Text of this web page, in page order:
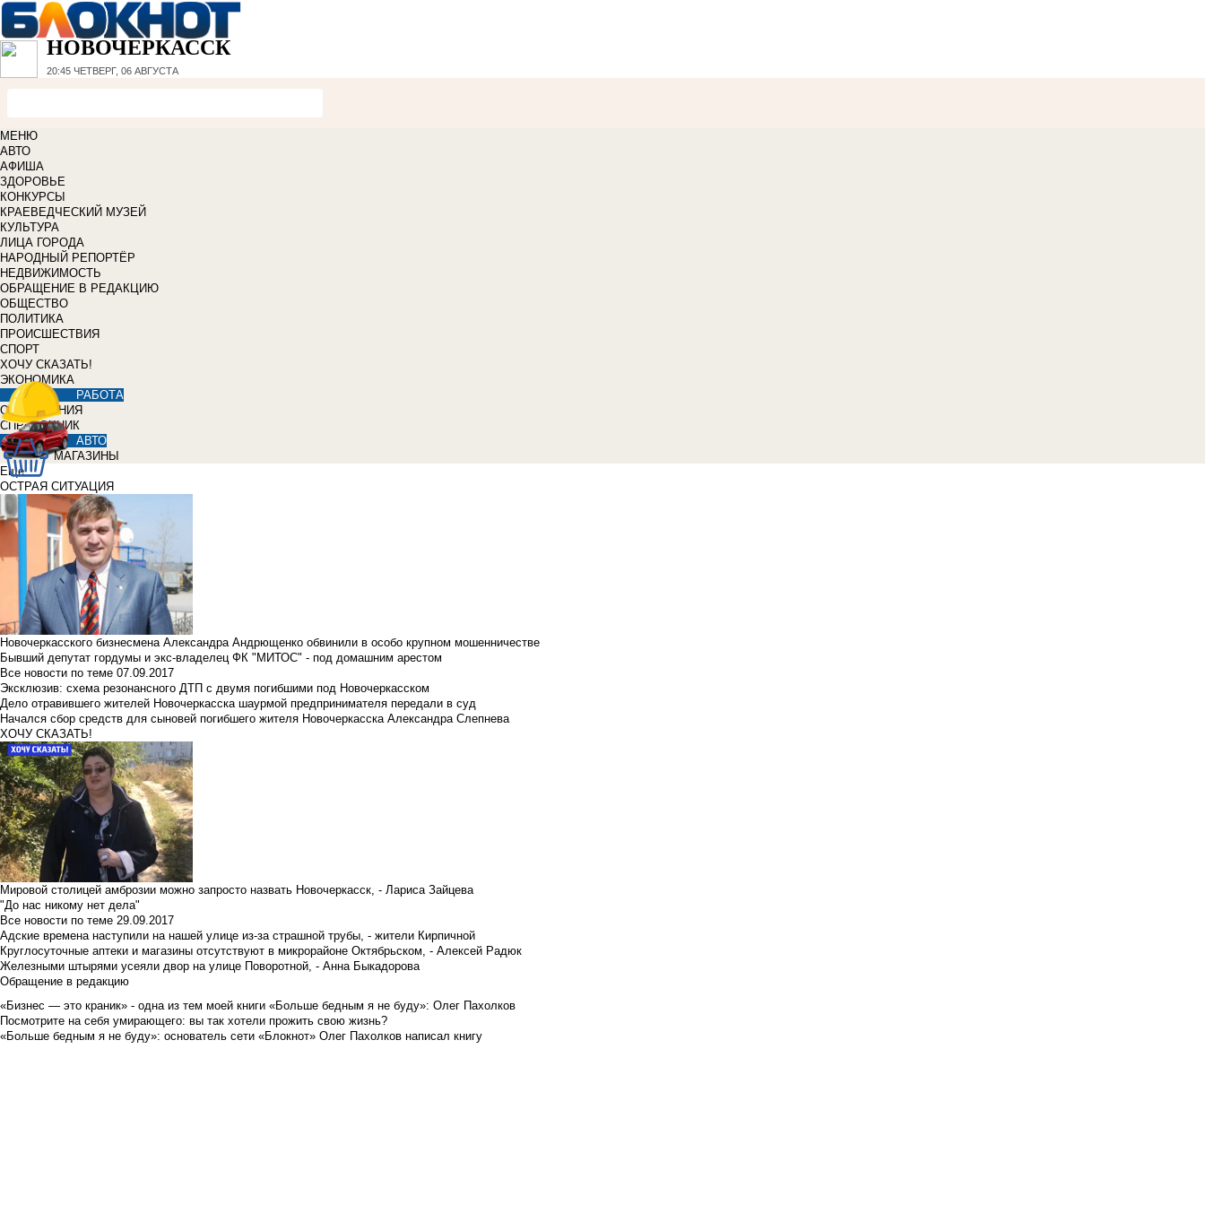
НОВОЧЕРКАССК
20:45 ЧЕТВЕРГ, 06 АВГУСТА
МЕНЮ
АВТО
АФИША
ЗДОРОВЬЕ
КОНКУРСЫ
КРАЕВЕДЧЕСКИЙ МУЗЕЙ
КУЛЬТУРА
ЛИЦА ГОРОДА
НАРОДНЫЙ РЕПОРТЁР
НЕДВИЖИМОСТЬ
ОБРАЩЕНИЕ В РЕДАКЦИЮ
ОБЩЕСТВО
ПОЛИТИКА
ПРОИСШЕСТВИЯ
СПОРТ
ХОЧУ СКАЗАТЬ!
ЭКОНОМИКА
РАБОТА
ОБЪЯВЛЕНИЯ
СПРАВОЧНИК
АВТО
МАГАЗИНЫ
Еще
ОСТРАЯ СИТУАЦИЯ
Новочеркасского бизнесмена Александра Андрющенко обвинили в особо крупном мошенничестве
Бывший депутат гордумы и экс-владелец ФК "МИТОС" - под домашним арестом
Все новости по теме 07.09.2017
Эксклюзив: схема резонансного ДТП с двумя погибшими под Новочеркасском
Дело отравившего жителей Новочеркасска шаурмой предпринимателя передали в суд
Начался сбор средств для сыновей погибшего жителя Новочеркасска Александра Слепнева
ХОЧУ СКАЗАТЬ!
Мировой столицей амброзии можно запросто назвать Новочеркасск, - Лариса Зайцева
"До нас никому нет дела"
Все новости по теме 29.09.2017
Адские времена наступили на нашей улице из-за страшной трубы, - жители Кирпичной
Круглосуточные аптеки и магазины отсутствуют в микрорайоне Октябрьском, - Алексей Радюк
Железными штырями усеяли двор на улице Поворотной, - Анна Быкадорова
Обращение в редакцию
«Бизнес — это краник» - одна из тем моей книги «Больше бедным я не буду»: Олег Пахолков
Посмотрите на себя умирающего: вы так хотели прожить свою жизнь?
«Больше бедным я не буду»: основатель сети «Блокнот» Олег Пахолков написал книгу